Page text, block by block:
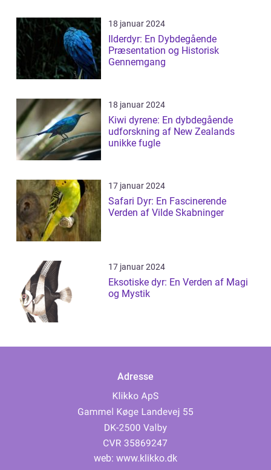
18 januar 2024
Ilderdyr: En Dybdegående
Præsentation og Historisk
Gennemgang
18 januar 2024
Kiwi dyrene: En dybdegående
udforskning af New Zealands
unikke fugle
17 januar 2024
Safari Dyr: En Fascinerende
Verden af Vilde Skabninger
17 januar 2024
Eksotiske dyr: En Verden af Magi
og Mystik
Adresse
web: www.klikko.dk